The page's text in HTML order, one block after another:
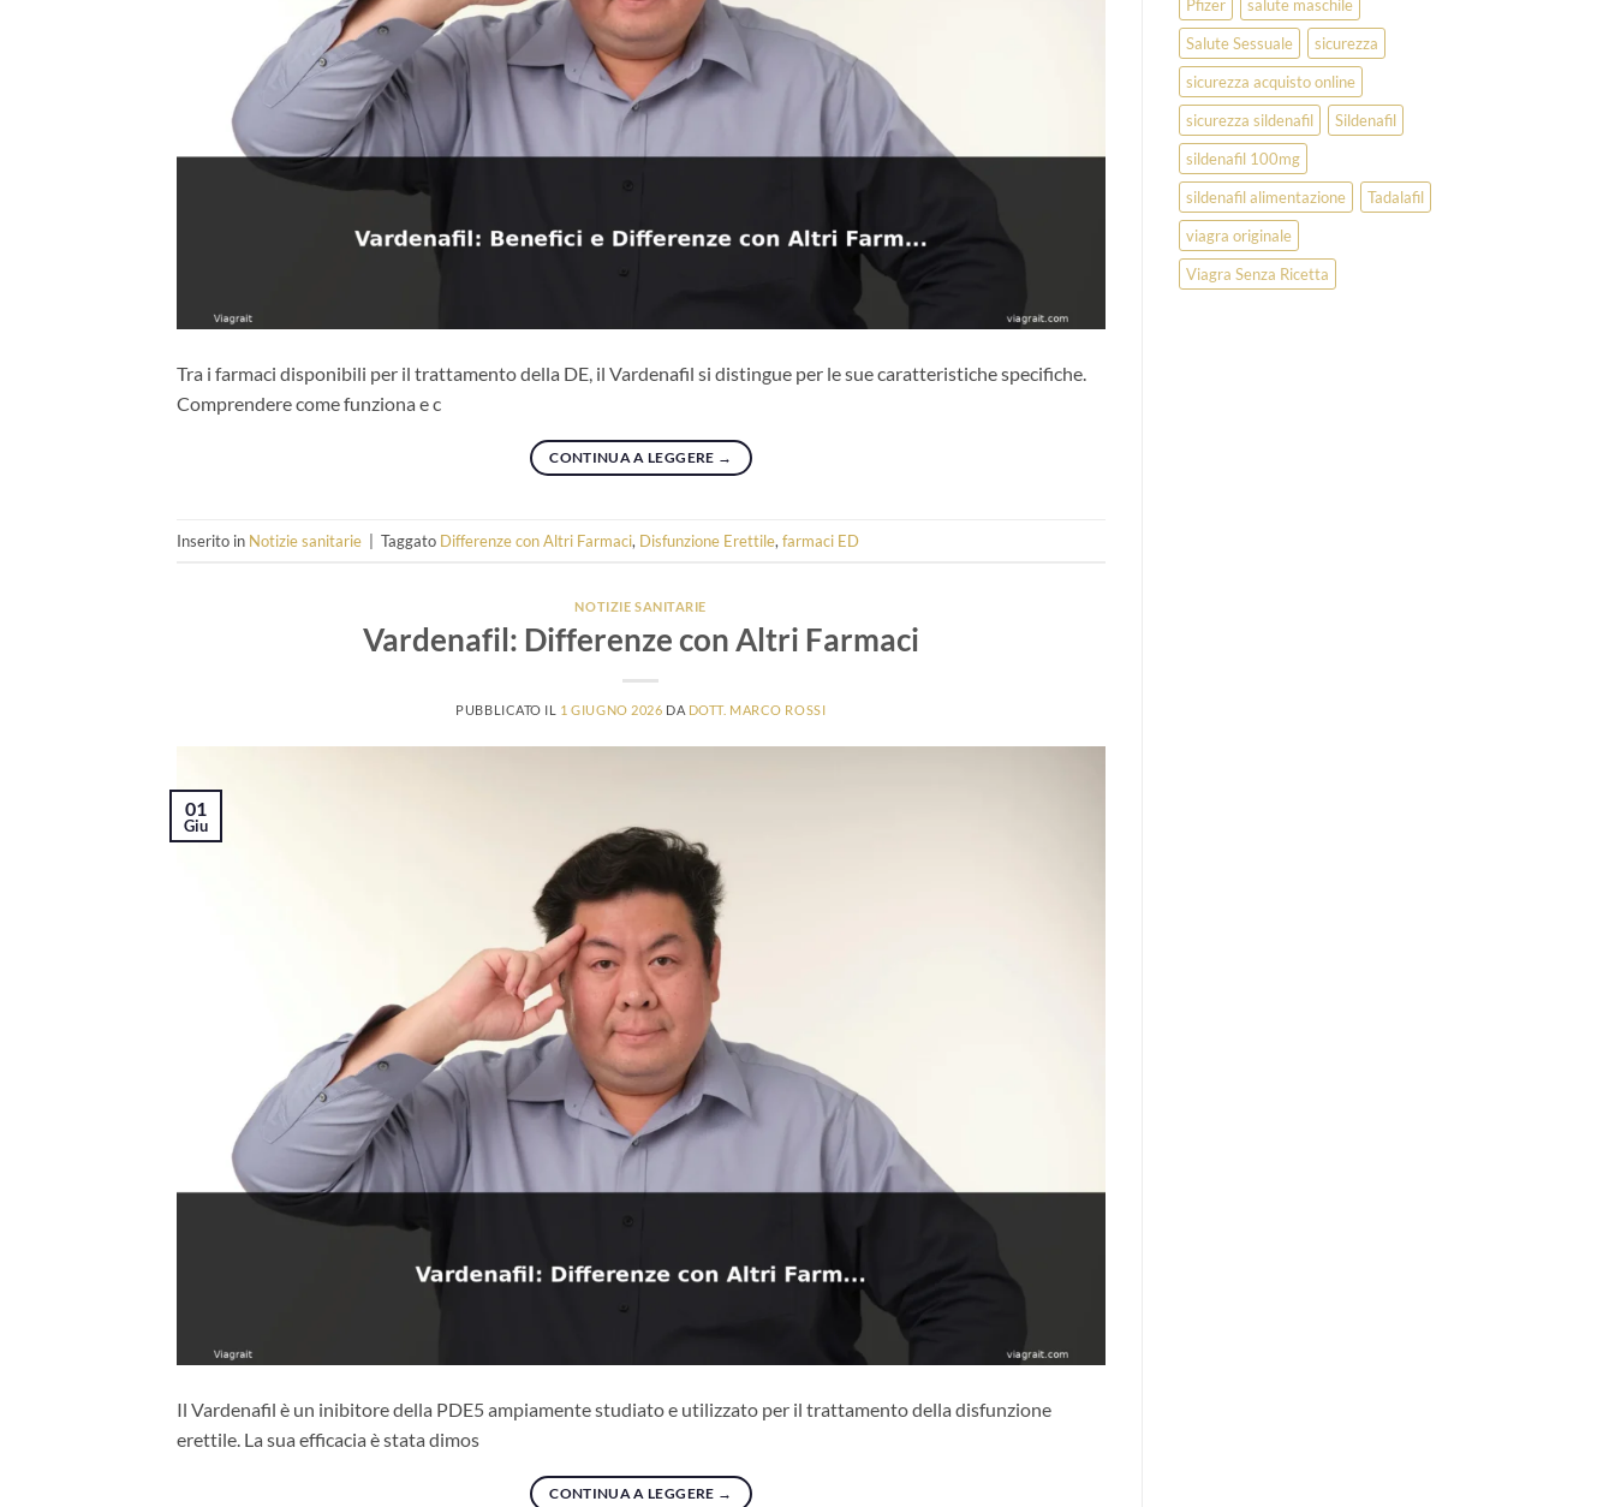
Tra i farmaci disponibili per il trattamento della DE, il Vardenafil si distingue per le sue caratteristiche specifiche.
Comprendere come funziona e c
CONTINUA A LEGGERE →
Inserito in Notizie sanitarie Taggato Differenze con Altri Farmaci, Disfunzione Erettile, farmaci ED
NOTIZIE SANITARIE
Vardenafil: Differenze con Altri Farmaci
PUBBLICATO IL 1 GIUGNO 2026 DA DOTT. MARCO ROSSI
01
Giu
Il Vardenafil è un inibitore della PDE5 ampiamente studiato e utilizzato per il trattamento della disfunzione
erettile. La sua efficacia è stata dimos
CONTINUA A LEGGERE →
Pfizer
salute maschile
Salute Sessuale
sicurezza
sicurezza acquisto online
sicurezza sildenafil
Sildenafil
sildenafil 100mg
sildenafil alimentazione
Tadalafil
viagra originale
Viagra Senza Ricetta